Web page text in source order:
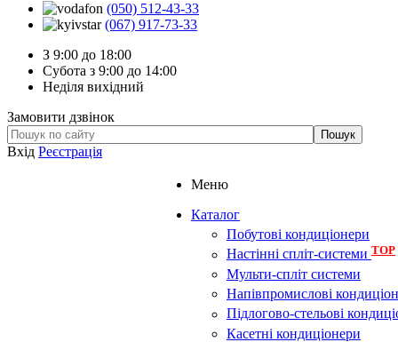
(050) 512-43-33
(067) 917-73-33
З 9:00 до 18:00
Субота з 9:00 до 14:00
Неділя вихідний
Замовити дзвінок
Вхід Реєстрація
Меню
Каталог
Побутові кондиціонери
Настінні спліт-системи TOP
Мульти-спліт системи
Напівпромислові
Підлогово-стельові
Касетні кондиціонери